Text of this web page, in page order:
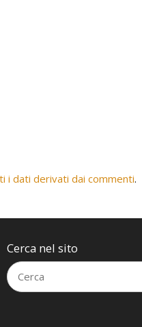
i dati derivati dai commenti.
Cerca nel sito